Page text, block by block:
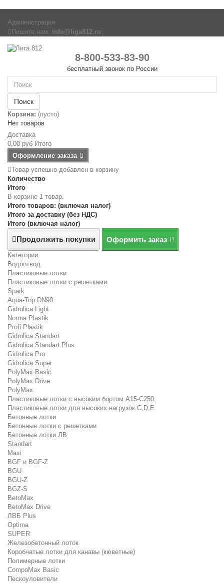
Администрация
Пишите нам: info@liga812.ru
8-800-533-83-90
бесплатный звонок по России
Поиск
Корзина: (пусто)
Нет товаров
Доставка
0,00 руб Итого
Оформление заказа
Товар успешно добавлен в корзину
Количество
Итого
В корзине 1 товар.
Итого товаров: (включая налог)
Итого за доставку (без НДС)
Итого (включая налог)
Продолжить покупки Оформить заказ
Категории
Водоотвод
Пластиковые лотки
Пластиковые лотки с решетками
Spark
Aqua-Top DN90
Gidrolica Light
Norma Plastik
Profi Plastik
Gidrolica Standart
Gidrolica Standart Plus
Gidrolica Pro
Gidrolica Super
PolyMax Basic
PolyMax Drive
PolyMax
Пластиковые лотки с высоким бортом А15-C250
Пластиковые лотки для высоких нагрузок C,D,E
Бетонные лотки
Бетонные лотки с решетками
Бетонные лотки ЛВ
Standart
Maxi
BGF и BGF-Z
BGU
BGU-Z
BGZ-S
BetoMax
BetoMax Drive
ЛВБ Plus
Optima
SUPER
Железобетонный лоток
Коробчатые лотки для канавы (кюветные)
Полимерные лотки
CompoMax Basic
Пескоуловители